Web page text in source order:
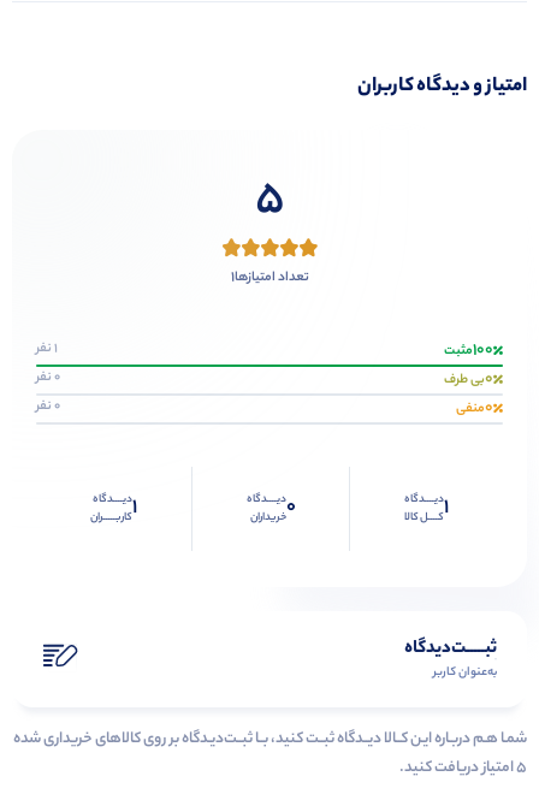
امتیاز و دیدگاه کاربران
5
تعداد امتیازها1
100مثبت 1 نفر
0بی طرف 0 نفر
0منفی 0 نفر
1دیــــدگاه
کــــل کالا
0دیــــدگاه
خریداران
1دیــــدگاه
کاربـــــران
ثبـــــت‌دیدگاه
به‌عنوان کاربر
شمـا هـم دربـاره ایـن کــالا دیــدگاه ثبــت کنید، بــا ثبــت‌دیـدگاه بر روی کالاهای خریداری شده
۵ امتیاز دریافت کنید.